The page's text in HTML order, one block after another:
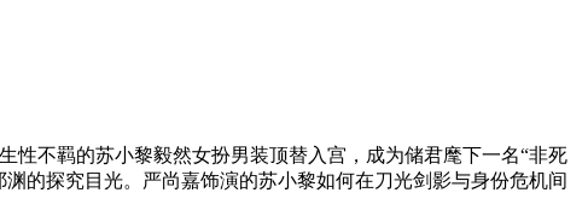
性不羁的苏小黎毅然女扮男装顶替入宫，成为储君麾下一名“非死
的探究目光。严尚嘉饰演的苏小黎如何在刀光剑影与身份危机间